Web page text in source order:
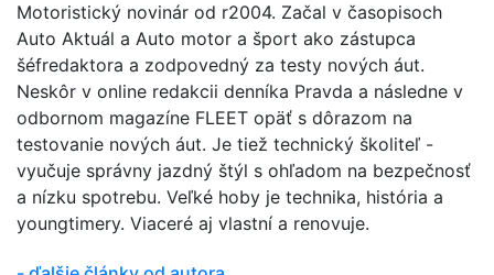
Motoristický novinár od r2004. Začal v časopisoch
Auto Aktuál a Auto motor a šport ako zástupca
šéfredaktora a zodpovedný za testy nových áut.
Neskôr v online redakcii denníka Pravda a následne v
odbornom magazíne FLEET opäť s dôrazom na
testovanie nových áut. Je tiež technický školiteľ -
vyučuje správny jazdný štýl s ohľadom na bezpečnosť
a nízku spotrebu. Veľké hoby je technika, história a
youngtimery. Viaceré aj vlastní a renovuje.